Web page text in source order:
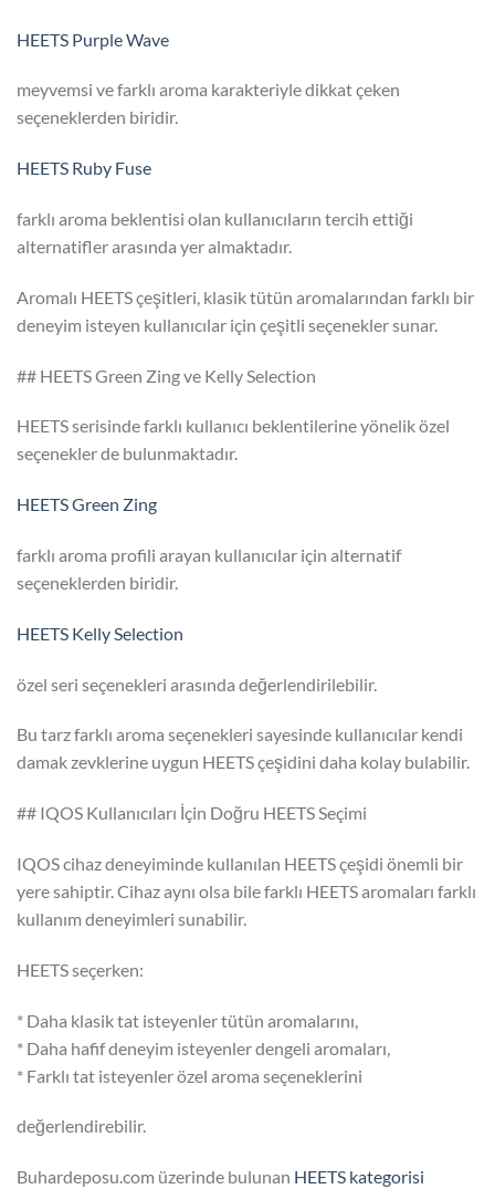
HEETS Purple Wave
meyvemsi ve farklı aroma karakteriyle dikkat çeken
seçeneklerden biridir.
HEETS Ruby Fuse
farklı aroma beklentisi olan kullanıcıların tercih ettiği
alternatifler arasında yer almaktadır.
Aromalı HEETS çeşitleri, klasik tütün aromalarından farklı bir
deneyim isteyen kullanıcılar için çeşitli seçenekler sunar.
## HEETS Green Zing ve Kelly Selection
HEETS serisinde farklı kullanıcı beklentilerine yönelik özel
seçenekler de bulunmaktadır.
HEETS Green Zing
farklı aroma profili arayan kullanıcılar için alternatif
seçeneklerden biridir.
HEETS Kelly Selection
özel seri seçenekleri arasında değerlendirilebilir.
Bu tarz farklı aroma seçenekleri sayesinde kullanıcılar kendi
damak zevklerine uygun HEETS çeşidini daha kolay bulabilir.
## IQOS Kullanıcıları İçin Doğru HEETS Seçimi
IQOS cihaz deneyiminde kullanılan HEETS çeşidi önemli bir
yere sahiptir. Cihaz aynı olsa bile farklı HEETS aromaları farklı
kullanım deneyimleri sunabilir.
HEETS seçerken:
* Daha klasik tat isteyenler tütün aromalarını,
* Daha hafif deneyim isteyenler dengeli aromaları,
* Farklı tat isteyenler özel aroma seçeneklerini
değerlendirebilir.
Buhardeposu.com üzerinde bulunan HEETS kategorisi